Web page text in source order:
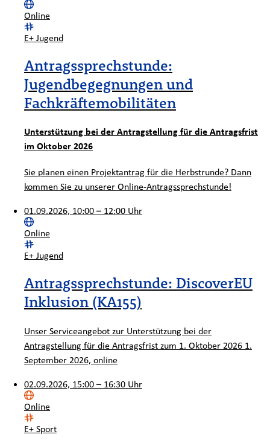
Ort:
Online
Kategorie:
E+ Jugend
Antragssprechstunde:
Jugendbegegnungen und
Fachkräftemobilitäten
Unterstützung bei der Antragstellung für die Antragsfrist
im Oktober 2026
Sie planen einen Projektantrag für die Herbstrunde? Dann
kommen Sie zu unserer Online-Antragssprechstunde!
01.09.2026, 10:00 – 12:00 Uhr
Ort:
Online
Kategorie:
E+ Jugend
Antragssprechstunde: DiscoverEU
Inklusion (KA155)
Unser Serviceangebot zur Unterstützung bei der
Antragstellung für die Antragsfrist zum 1. Oktober 2026 1.
September 2026, online
02.09.2026, 15:00 – 16:30 Uhr
Ort:
Online
Kategorie:
E+ Sport